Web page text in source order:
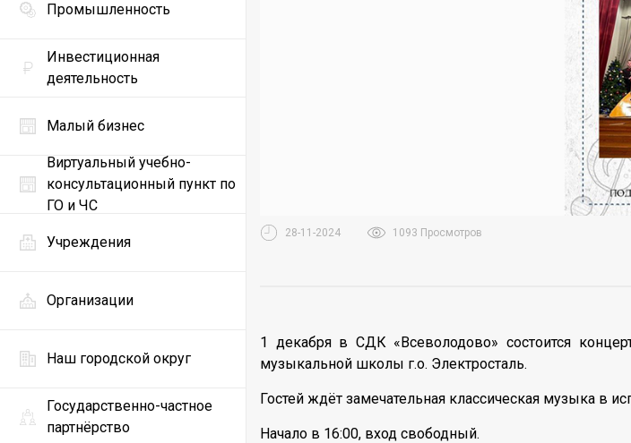
Промышленность
Инвестиционная
деятельность
Малый бизнес
Виртуальный учебно-
консультационный пункт по
ГО и ЧС
Учреждения
Организации
Наш городской округ
Государственно-частное
партнёрство
28-11-2024 1093 Просмотров
1 декабря в СДК «Всеволодово» состоится
музыкальной школы г.о. Электросталь.
Гостей ждёт замечательная классическая музыка в
Начало в 16:00, вход свободный.